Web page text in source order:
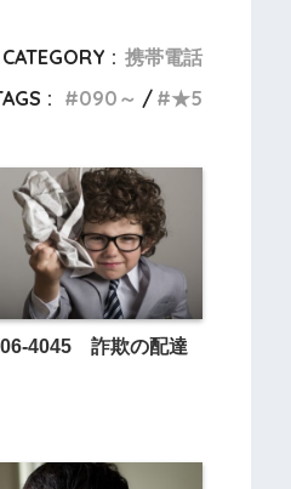
CATEGORY : 携帯電話
:
090～ ★5
4045 詐欺の配達